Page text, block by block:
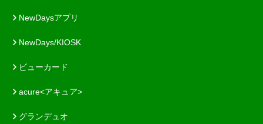
NewDaysアプリ
NewDays/KIOSK
ビューカード
acure<アキュア>
グランデュオ